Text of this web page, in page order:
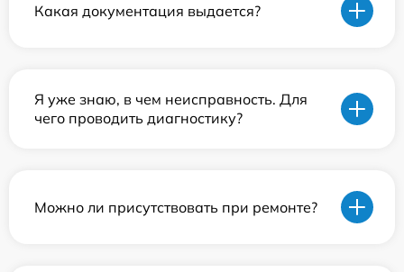
Какая документация выдается?
Я уже знаю, в чем неисправность. Для
чего проводить диагностику?
Можно ли присутствовать при ремонте?